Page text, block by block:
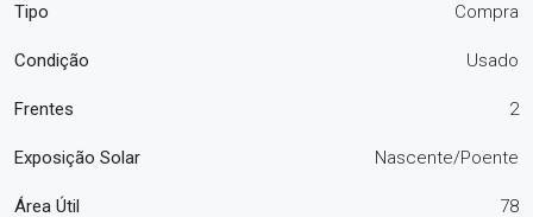
Tipo Compra
Condição Usado
Frentes 2
Exposição Solar Nascente/Poente
Área Útil 78